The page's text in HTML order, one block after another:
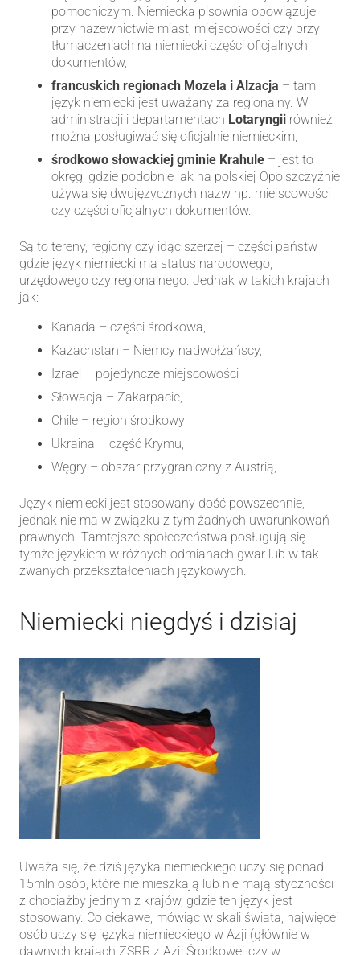
pomocniczym. Niemiecka pisownia obowiązuje
przy nazewnictwie miast, miejscowości czy przy
tłumaczeniach na niemiecki części oficjalnych
dokumentów,
francuskich regionach Mozela i Alzacja – tam
język niemiecki jest uważany za regionalny. W
administracji i departamentach Lotaryngii również
można posługiwać się oficjalnie niemieckim,
środkowo słowackiej gminie Krahule – jest to
okręg, gdzie podobnie jak na polskiej Opolszczyźnie
używa się dwujęzycznych nazw np. miejscowości
czy części oficjalnych dokumentów.
Są to tereny, regiony czy idąc szerzej – części państw
gdzie język niemiecki ma status narodowego,
urzędowego czy regionalnego. Jednak w takich krajach
jak:
Kanada – części środkowa,
Kazachstan – Niemcy nadwołżańscy,
Izrael – pojedyncze miejscowości
Słowacja – Zakarpacie,
Chile – region środkowy
Ukraina – część Krymu,
Węgry – obszar przygraniczny z Austrią,
Język niemiecki jest stosowany dość powszechnie,
jednak nie ma w związku z tym żadnych uwarunkowań
prawnych. Tamtejsze społeczeństwa posługują się
tymże językiem w różnych odmianach gwar lub w tak
zwanych przekształceniach językowych.
Niemiecki niegdyś i dzisiaj
Uważa się, że dziś języka niemieckiego uczy się ponad
15mln osób, które nie mieszkają lub nie mają styczności
z chociażby jednym z krajów, gdzie ten język jest
stosowany. Co ciekawe, mówiąc w skali świata, najwięcej
osób uczy się języka niemieckiego w Azji (głównie w
dawnych krajach ZSRR z Azji Środkowej czy w